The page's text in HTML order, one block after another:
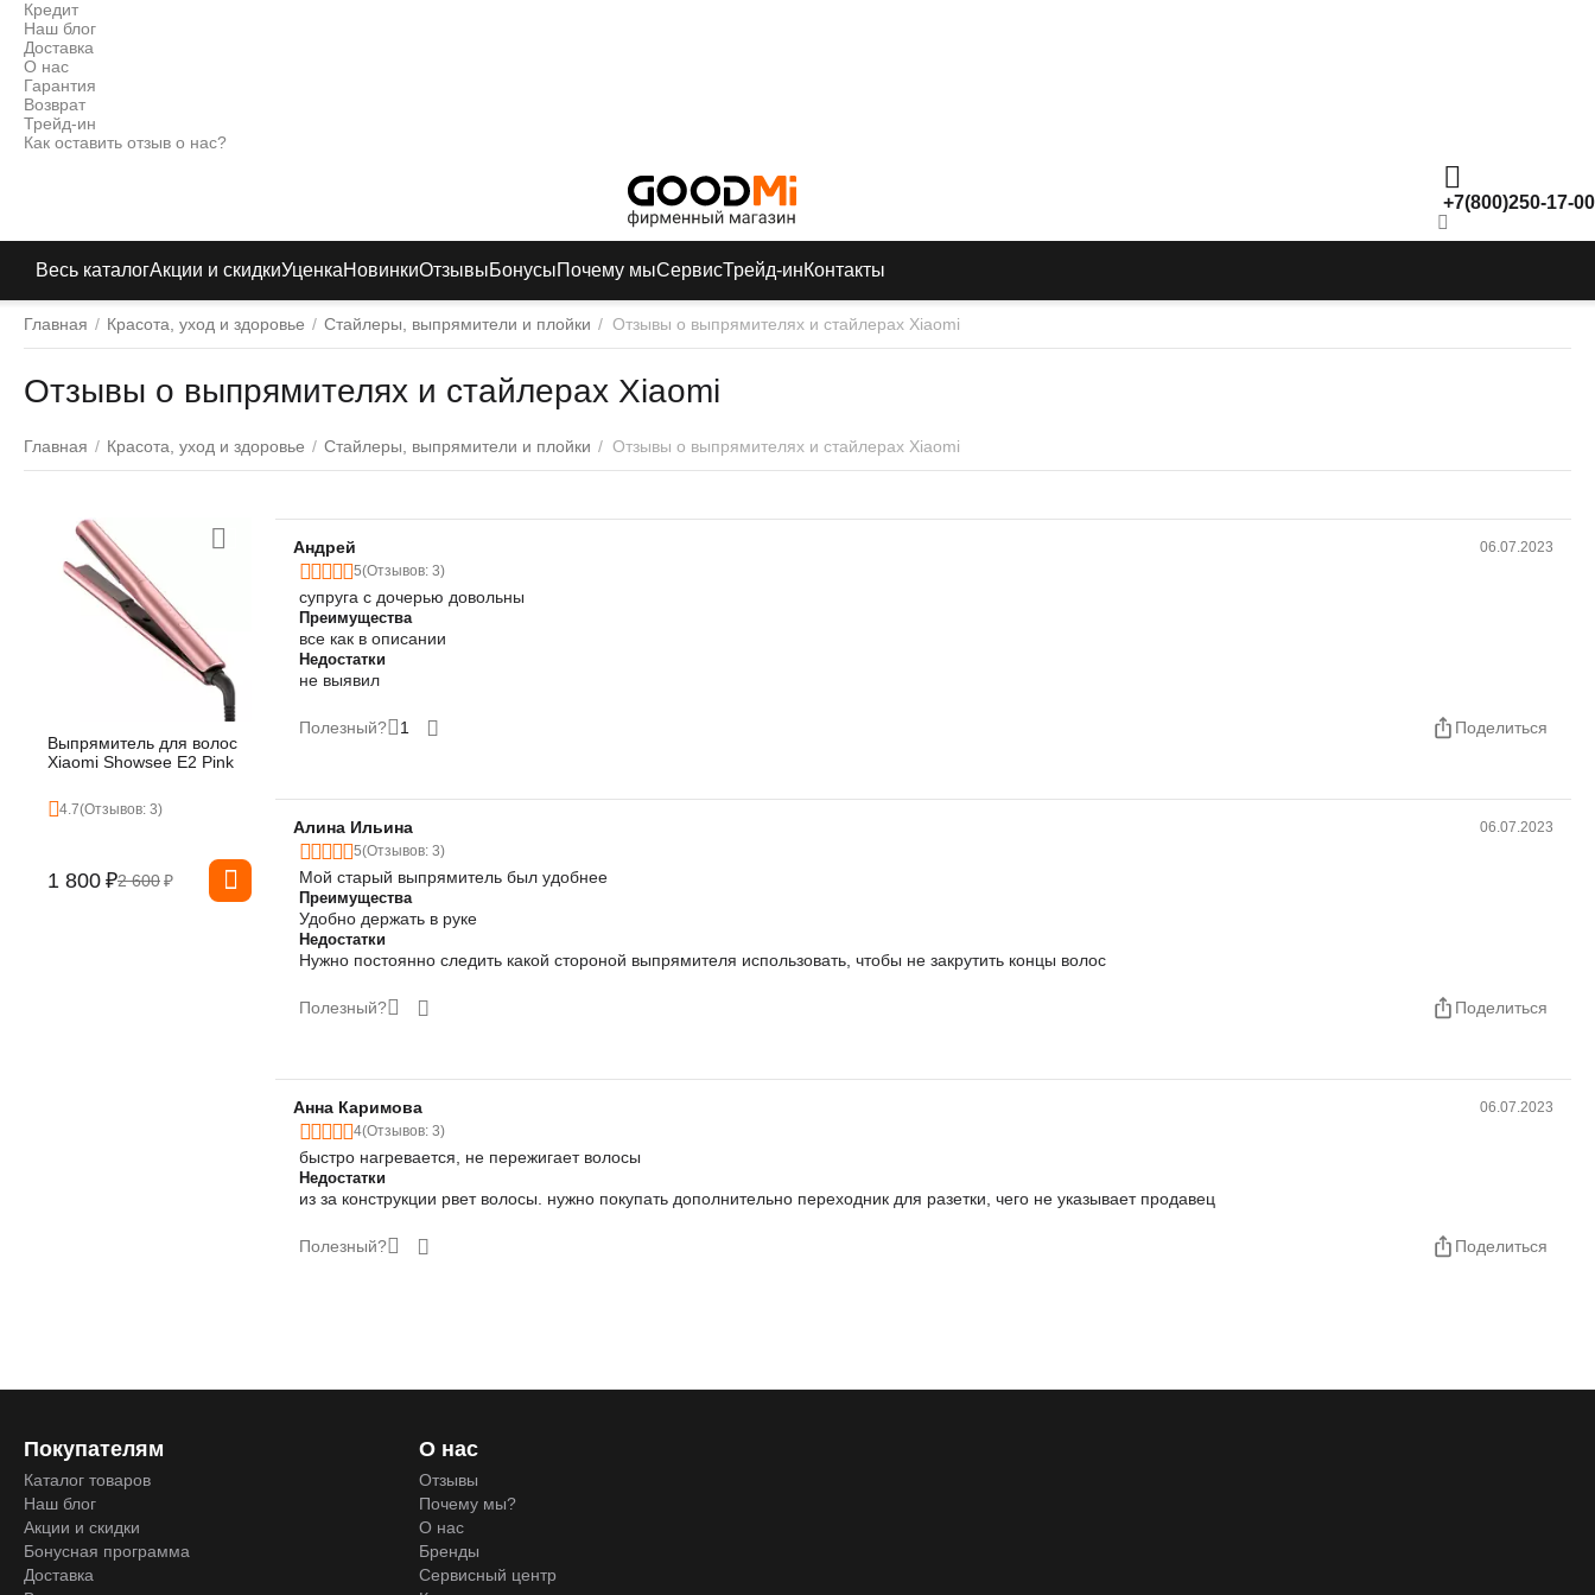
Кредит
Наш блог
Доставка
О нас
Гарантия
Возврат
Трейд-ин
Как оставить отзыв о нас?
+7(800)250-17-00
Весь каталогАкции и скидкиУценкаНовинкиОтзывыБонусыПочему мыСервисТрейд-инКонтакты
Главная / Красота, уход и здоровье / Стайлеры, выпрямители и плойки / Отзывы о выпрямителях и стайлерах Xiaomi
Отзывы о выпрямителях и стайлерах Xiaomi
Главная / Красота, уход и здоровье / Стайлеры, выпрямители и плойки / Отзывы о выпрямителях и стайлерах Xiaomi
Выпрямитель для волос
Xiaomi Showsee E2 Pink
4.7(Отзывов: 3)
1 800 ₽2 600₽
Андрей
06.07.2023
5(Отзывов: 3)
супруга с дочерью довольны
Преимущества
все как в описании
Недостатки
не выявил
Полезный? 1 Поделиться
Алина Ильина
06.07.2023
5(Отзывов: 3)
Мой старый выпрямитель был удобнее
Преимущества
Удобно держать в руке
Недостатки
Нужно постоянно следить какой стороной выпрямителя использовать, чтобы не закрутить концы волос
Полезный? Поделиться
Анна Каримова
06.07.2023
4(Отзывов: 3)
быстро нагревается, не пережигает волосы
Недостатки
из за конструкции рвет волосы. нужно покупать дополнительно переходник для разетки, чего не указывает продавец
Полезный? Поделиться
Покупателям
Каталог товаров
Наш блог
Акции и скидки
Бонусная программа
Доставка
О нас
Отзывы
Почему мы?
О нас
Бренды
Сервисный центр